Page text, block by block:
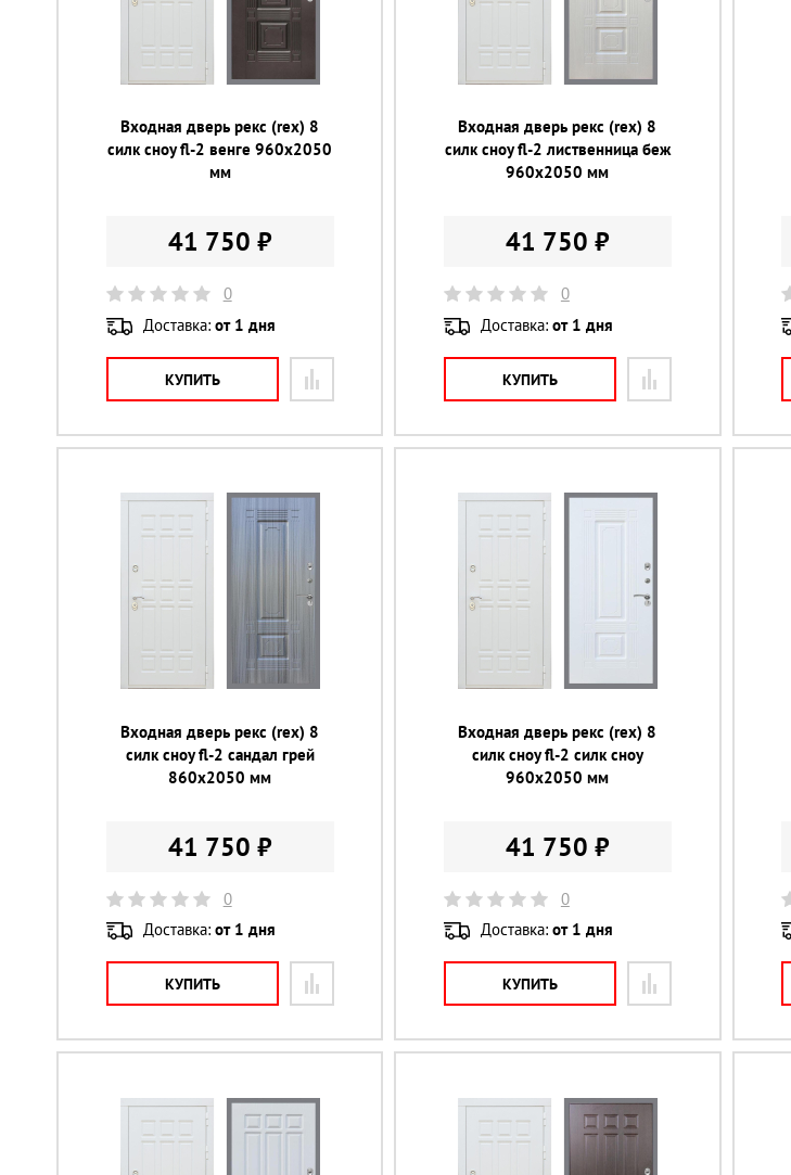
Входная дверь рекс (rex) 8
силк сноу fl-2 венге 960х2050
мм
41 750 ₽
0
Доставка: от 1 дня
КУПИТЬ
Входная дверь рекс (rex) 8
силк сноу fl-2 лиственница беж
960х2050 мм
41 750 ₽
0
Доставка: от 1 дня
КУПИТЬ
Входная дверь рекс (rex) 8
силк сноу fl-2 сандал грей
860х2050 мм
41 750 ₽
0
Доставка: от 1 дня
КУПИТЬ
Входная дверь рекс (rex) 8
силк сноу fl-2 силк сноу
960х2050 мм
41 750 ₽
0
Доставка: от 1 дня
КУПИТЬ